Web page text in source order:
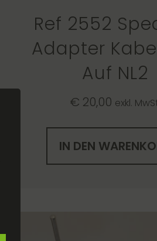
Ref 2552
Adapter
Auf NL2
€ 20,00 exkl.
IN DEN